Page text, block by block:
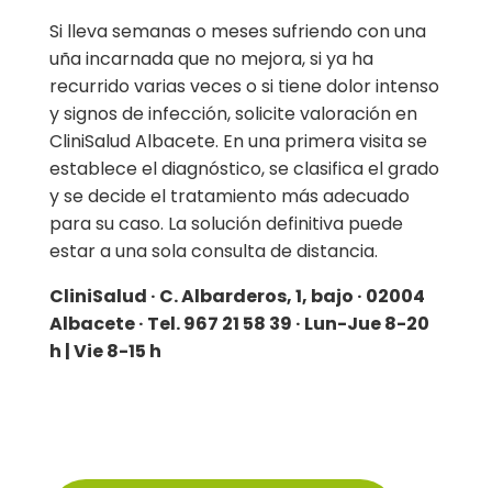
Si lleva semanas o meses sufriendo con una
uña incarnada que no mejora, si ya ha
recurrido varias veces o si tiene dolor intenso
y signos de infección, solicite valoración en
CliniSalud Albacete. En una primera visita se
establece el diagnóstico, se clasifica el grado
y se decide el tratamiento más adecuado
para su caso. La solución definitiva puede
estar a una sola consulta de distancia.
CliniSalud · C. Albarderos, 1, bajo · 02004
Albacete · Tel. 967 21 58 39 · Lun-Jue 8-20
h | Vie 8-15 h